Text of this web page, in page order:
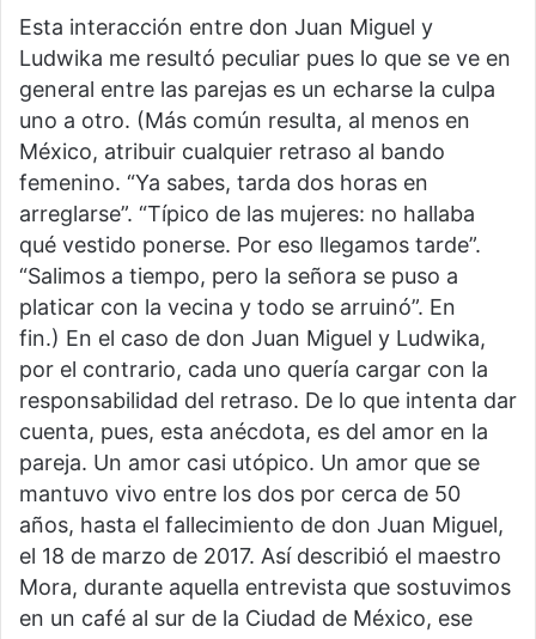
Esta interacción entre don Juan Miguel y
Ludwika me resultó peculiar pues lo que se ve en
general entre las parejas es un echarse la culpa
uno a otro. (Más común resulta, al menos en
México, atribuir cualquier retraso al bando
femenino. “Ya sabes, tarda dos horas en
arreglarse”. “Típico de las mujeres: no hallaba
qué vestido ponerse. Por eso llegamos tarde”.
“Salimos a tiempo, pero la señora se puso a
platicar con la vecina y todo se arruinó”. En
fin.) En el caso de don Juan Miguel y Ludwika,
por el contrario, cada uno quería cargar con la
responsabilidad del retraso. De lo que intenta dar
cuenta, pues, esta anécdota, es del amor en la
pareja. Un amor casi utópico. Un amor que se
mantuvo vivo entre los dos por cerca de 50
años, hasta el fallecimiento de don Juan Miguel,
el 18 de marzo de 2017. Así describió el maestro
Mora, durante aquella entrevista que sostuvimos
en un café al sur de la Ciudad de México, ese